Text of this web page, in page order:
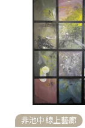
非池中線上藝廊